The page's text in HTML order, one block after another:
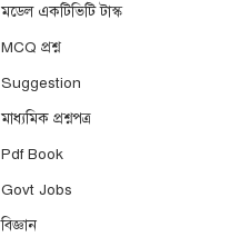
মডেল একটিভিটি টাস্ক
MCQ প্রশ্ন
Suggestion
মাধ্যমিক প্রশ্নপত্র
Pdf Book
Govt Jobs
বিজ্ঞান